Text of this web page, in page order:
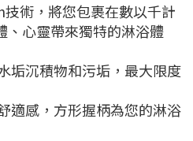
術，將您包裹在數以千計
、心靈帶來獨特的淋浴體
垢沉積物和污垢，最大限度
適感，方形握柄為您的淋浴